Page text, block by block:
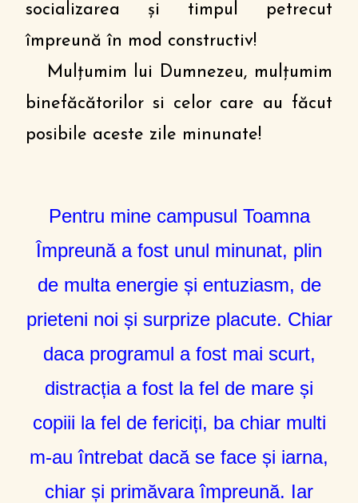
socializarea și timpul petrecut
împreună în mod constructiv!
Mulțumim lui Dumnezeu, mulțumim
binefăcătorilor si celor care au făcut
posibile aceste zile minunate!
Pentru mine campusul Toamna
Împreună a fost unul minunat, plin
de multa energie și entuziasm, de
prieteni noi și surprize placute. Chiar
daca programul a fost mai scurt,
distracția a fost la fel de mare și
copiii la fel de fericiți, ba chiar multi
m-au întrebat dacă se face și iarna,
chiar și primăvara împreună. Iar